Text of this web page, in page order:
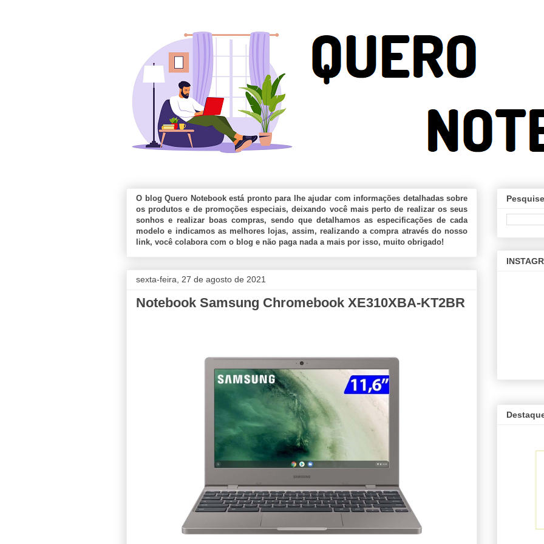
O blog Quero Notebook está pronto para lhe ajudar com informações detalhadas sobre
os produtos e de promoções especiais, deixando você mais perto de realizar os seus
sonhos e realizar boas compras, sendo que detalhamos as especificações de cada
modelo e indicamos as melhores lojas, assim, realizando a compra através do nosso
link, você colabora com o blog e não paga nada a mais por isso, muito obrigado!
sexta-feira, 27 de agosto de 2021
Notebook Samsung Chromebook XE310XBA-KT2BR